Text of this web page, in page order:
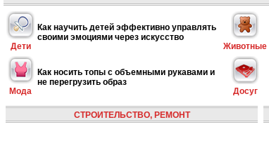
Дети
Как научить детей эффективно управлять
своими эмоциями через искусство
Животные
Мода
Как носить топы с объемными рукавами и
не перегрузить образ
Досуг
СТРОИТЕЛЬСТВО, РЕМОНТ